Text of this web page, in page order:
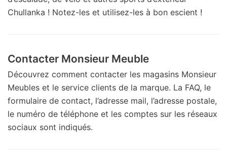
Chullanka ! Notez-les et utilisez-les à bon escient !
Contacter Monsieur Meuble
Découvrez comment contacter les magasins Monsieur
Meubles et le service clients de la marque. La FAQ, le
formulaire de contact, l’adresse mail, l’adresse postale,
le numéro de téléphone et les comptes sur les réseaux
sociaux sont indiqués.